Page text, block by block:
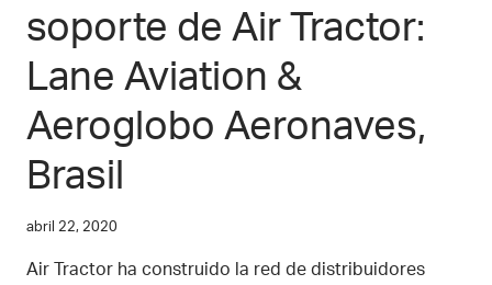
802F
TANQUEROS
AÉREOS
EN
EE.
soporte de Air Tractor:
Lane Aviation &
Aeroglobo Aeronaves,
Brasil
abril 22, 2020
Air Tractor ha construido la red de distribuidores